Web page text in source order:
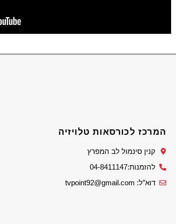
המרכז לכורסאות טלויזיה
קנין סינמול לב המפרץ
להזמנות:04-8411147
דוא”ל: tvpoint92@gmail.com